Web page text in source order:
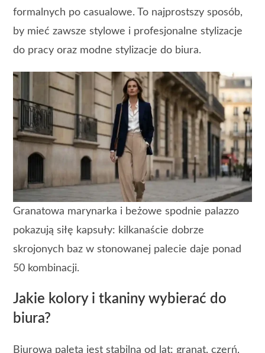
formalnych po casualowe. To najprostszy sposób,
by mieć zawsze stylowe i profesjonalne stylizacje
do pracy oraz modne stylizacje do biura.
Granatowa marynarka i beżowe spodnie palazzo
pokazują siłę kapsuły: kilkanaście dobrze
skrojonych baz w stonowanej palecie daje ponad
50 kombinacji.
Jakie kolory i tkaniny wybierać do
biura?
Biurowa paleta jest stabilna od lat: granat, czerń,